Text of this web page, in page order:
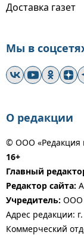
Доставка газет
Мы в
О редакции
© ООО «Редакция
16+
Главный
Редактор сайта:
Учредитель: ООО
Адрес редакции:
Коммерческий